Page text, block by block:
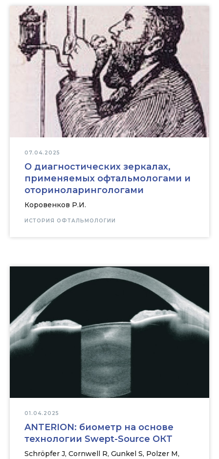
07.04.2025
О диагностических зеркалах,
применяемых офтальмологами и
оториноларингологами
Коровенков Р.И.
ИСТОРИЯ ОФТАЛЬМОЛОГИИ
01.04.2025
ANTERION: биометр на основе
технологии Swept-Source OКT
Schröpfer J, Cornwell R, Gunkel S, Polzer M,